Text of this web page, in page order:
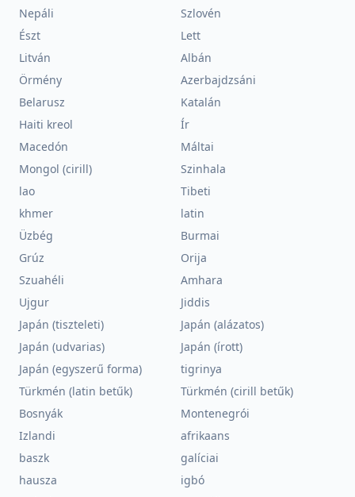
Nepáli
Szlovén
Észt
Lett
Litván
Albán
Örmény
Azerbajdzsáni
Belarusz
Katalán
Haiti kreol
Ír
Macedón
Máltai
Mongol (cirill)
Szinhala
lao
Tibeti
khmer
latin
Üzbég
Burmai
Grúz
Orija
Szuahéli
Amhara
Ujgur
Jiddis
Japán (tiszteleti)
Japán (alázatos)
Japán (udvarias)
Japán (írott)
Japán (egyszerű forma)
tigrinya
Türkmén (latin betűk)
Türkmén (cirill betűk)
Bosnyák
Montenegrói
Izlandi
afrikaans
baszk
galíciai
hausza
igbó